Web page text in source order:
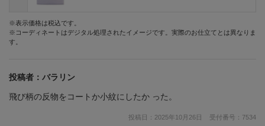
※表示価格は税込です。
※コーディネートはデジタル処理されたイメージです。実際のお仕立てとは異なりま
す。
投稿者： バラリン
飛び柄の反物をコートか小紋にしたか った。
投稿日： 2025年10月26日 受付番号： 7534